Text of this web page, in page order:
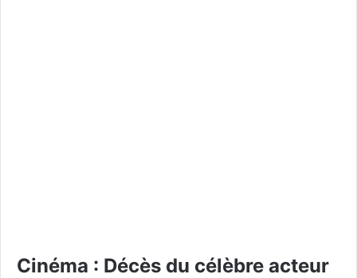
Cinéma : Décès du célèbre acteur